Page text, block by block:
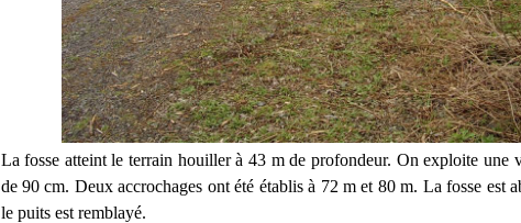
La fosse atteint le terrain houiller à 43 m de profondeur. On exploite une
de 90 cm. Deux accrochages ont été établis à 72 m et 80 m. La fosse est
le puits est remblayé.